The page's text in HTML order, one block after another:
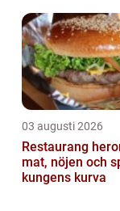
03 augusti 2026
Restaurang
mat, nöjen och
kungens kurva